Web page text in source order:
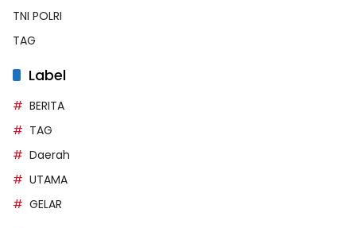
TNI POLRI
TAG
Label
BERITA
TAG
Daerah
UTAMA
GELAR